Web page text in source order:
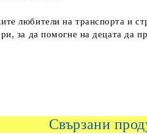
любители на транспорта и
за да помогне на децата да
Свързани